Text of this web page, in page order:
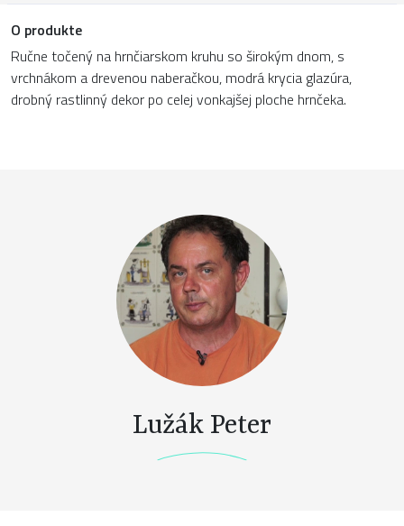
O produkte
Ručne točený na hrnčiarskom kruhu so širokým dnom, s
vrchnákom a drevenou naberačkou, modrá krycia glazúra,
drobný rastlinný dekor po celej vonkajšej ploche hrnčeka.
Lužák Peter